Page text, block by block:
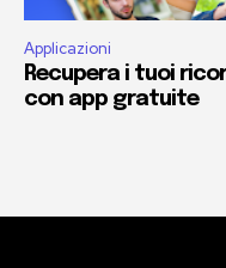
Applicazioni
Recupera i tuoi
con app gratuite